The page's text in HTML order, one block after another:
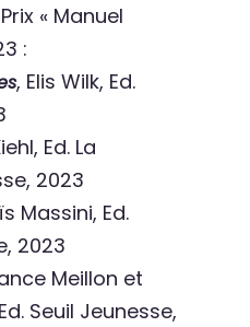
« Manuel
:
, Elis Wilk, Ed.
Ed. La
2023
Massini, Ed.
2023
Meillon et
Seuil Jeunesse,